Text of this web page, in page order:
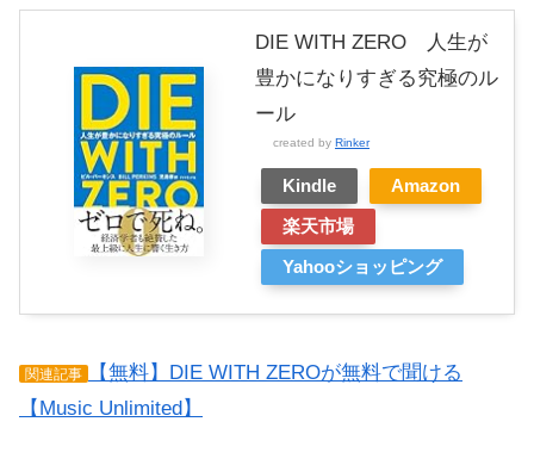
DIE WITH ZERO 人生が
豊かになりすぎる究極のル
ール
created by Rinker
Kindle
Amazon
楽天市場
Yahooショッピング
関連記事
【無料】DIE WITH ZEROが無料で聞ける
【Music Unlimited】